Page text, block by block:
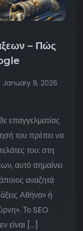
– Πώς
January 9, 2026
επαγγελματίας
του πρέπει να
του: στη
αυτό σημαίνει
αναζητά
Αθήνα» ή
Το SEO
[…]